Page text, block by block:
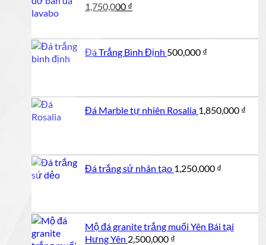
Giá
1,750,000 ₫
1,750,000 ₫.
Đá Trắng Bình Định 500,000 ₫
Đá Marble tự nhiên Rosalia 1,850,000 ₫
Đá trắng sứ nhân tạo 1,250,000 ₫
Mộ đá granite trắng muối Yên Bái tại
Hưng Yên 2,500,000 ₫